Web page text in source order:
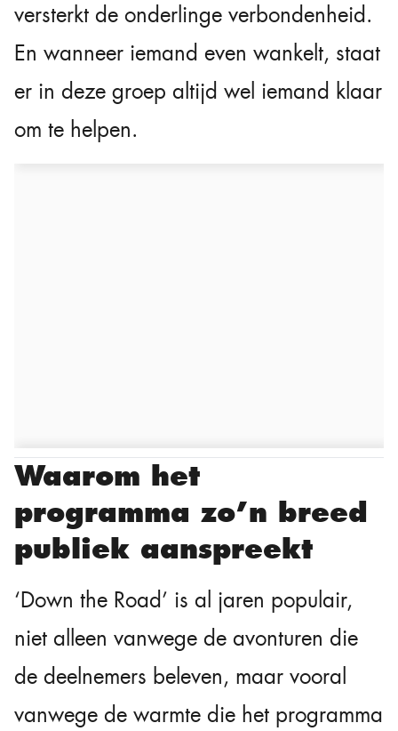
versterkt de onderlinge verbondenheid.
En wanneer iemand even wankelt, staat
er in deze groep altijd wel iemand klaar
om te helpen.
Waarom het
programma zo’n breed
publiek aanspreekt
‘Down the Road’ is al jaren populair,
niet alleen vanwege de avonturen die
de deelnemers beleven, maar vooral
vanwege de warmte die het programma